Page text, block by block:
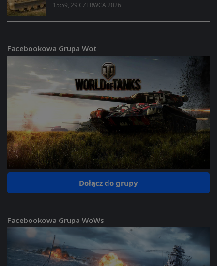
15:59, 29 CZERWCA 2026
Facebookowa Grupa Wot
Dołącz do grupy
Facebookowa Grupa WoWs